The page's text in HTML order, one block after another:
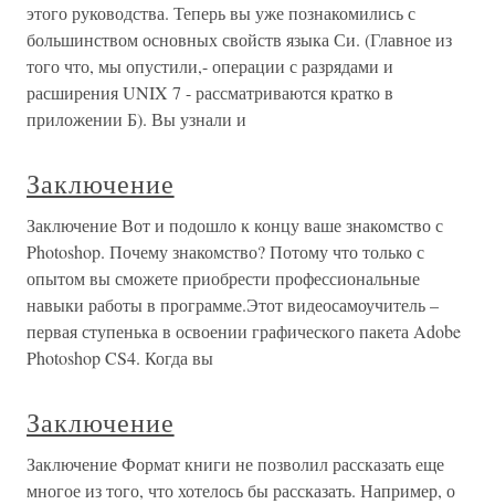
этого руководства. Теперь вы уже познакомились с
большинством основных свойств языка Си. (Главное из
того что, мы опустили,- операции с разрядами и
расширения UNIX 7 - рассматриваются кратко в
приложении Б). Вы узнали и
Заключение
Заключение Вот и подошло к концу ваше знакомство с
Photoshop. Почему знакомство? Потому что только с
опытом вы сможете приобрести профессиональные
навыки работы в программе.Этот видеосамоучитель –
первая ступенька в освоении графического пакета Adobe
Photoshop CS4. Когда вы
Заключение
Заключение Формат книги не позволил рассказать еще
многое из того, что хотелось бы рассказать. Например, о